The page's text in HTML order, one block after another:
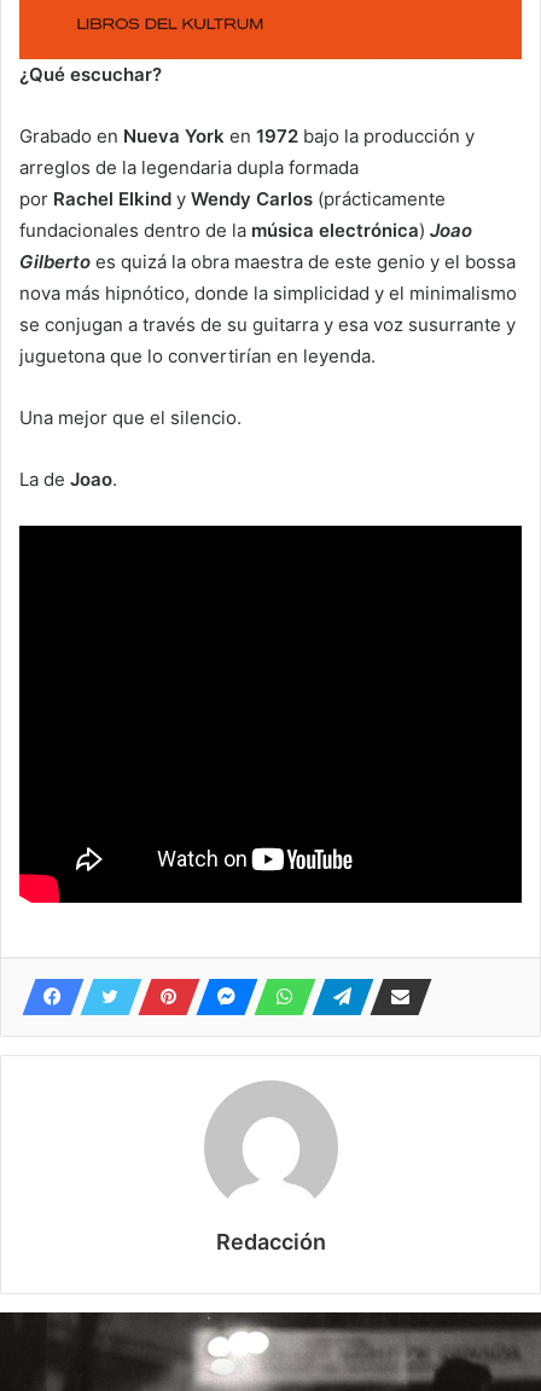
¿Qué escuchar?
Grabado en Nueva York en 1972 bajo la producción y
arreglos de la legendaria dupla formada
por Rachel Elkind y Wendy Carlos (prácticamente
fundacionales dentro de la música electrónica) Joao
Gilberto es quizá la obra maestra de este genio y el bossa
nova más hipnótico, donde la simplicidad y el minimalismo
se conjugan a través de su guitarra y esa voz susurrante y
juguetona que lo convertirían en leyenda.
Una mejor que el silencio.
La de Joao.
Redacción